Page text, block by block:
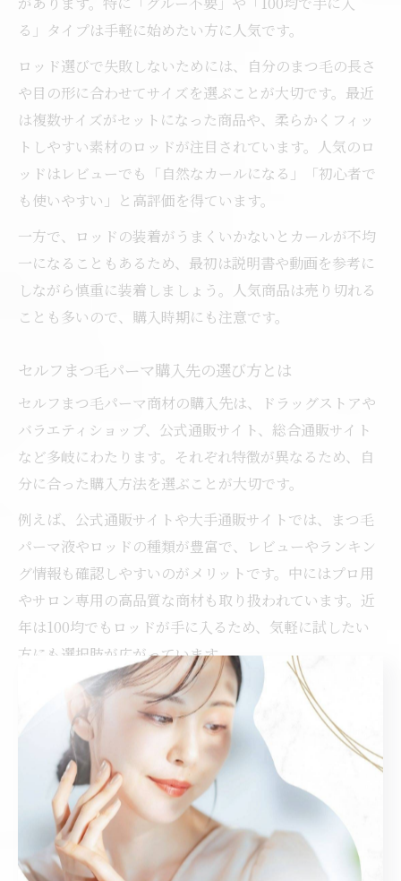
る」タイプは手軽に始めたい方に人気です。
ロッド選びで失敗しないためには、自分のまつ毛の長さ
や目の形に合わせてサイズを選ぶことが大切です。最近
は複数サイズがセットになった商品や、柔らかくフィッ
トしやすい素材のロッドが注目されています。人気のロ
ッドはレビューでも「自然なカールになる」「初心者で
も使いやすい」と高評価を得ています。
一方で、ロッドの装着がうまくいかないとカールが不均
一になることもあるため、最初は説明書や動画を参考に
しながら慎重に装着しましょう。人気商品は売り切れる
ことも多いので、購入時期にも注意です。
セルフまつ毛パーマ購入先の選び方とは
セルフまつ毛パーマ商材の購入先は、ドラッグストアや
バラエティショップ、公式通販サイト、総合通販サイト
など多岐にわたります。それぞれ特徴が異なるため、自
分に合った購入方法を選ぶことが大切です。
例えば、公式通販サイトや大手通販サイトでは、まつ毛
パーマ液やロッドの種類が豊富で、レビューやランキン
グ情報も確認しやすいのがメリットです。中にはプロ用
やサロン専用の高品質な商材も取り扱われています。近
年は100均でもロッドが手に入るため、気軽に試したい
方にも選択肢が広がっています。
一方で、通販購入時は「正規品かどうか」「説明書やサ
ポート体制が整っているか」なども事前にチェックしま
しょう。特に肌トラブルや失敗を避けたい初心者は、信
頼できる販売元から購入することをおすすめします。
レビュー評価で選ぶまつ毛パーマ商材
まつ毛パーマ商材選びで迷ったときは、実際に使用した